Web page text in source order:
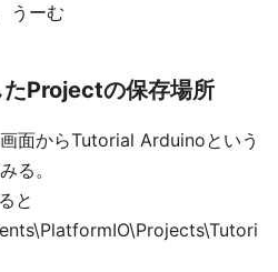
うーむ
Projectの保存場所
面からTutorial Arduinoという
る。
と